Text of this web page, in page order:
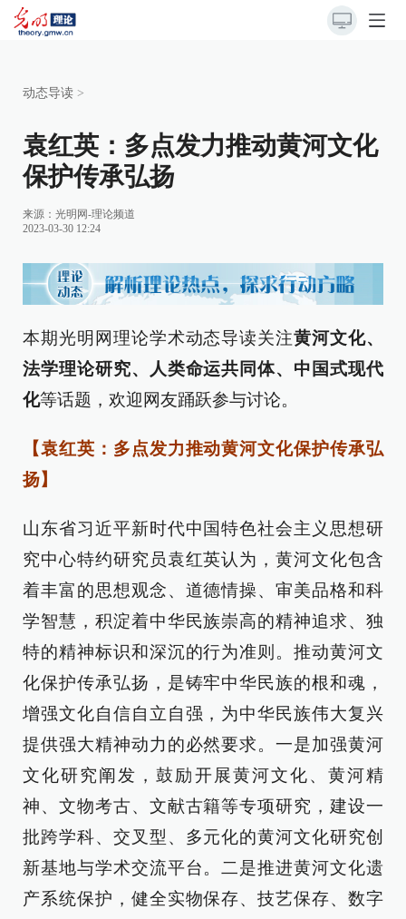
动态导读 >
袁红英：多点发力推动黄河文化
保护传承弘扬
来源： 光明网-理论频道
2023-03-30 12:24
本期光明网理论学术动态导读关注黄河文化、
法学理论研究、人类命运共同体、中国式现代
化等话题，欢迎网友踊跃参与讨论。
【袁红英：多点发力推动黄河文化保护传承弘
扬】
山东省习近平新时代中国特色社会主义思想研
究中心特约研究员袁红英认为，黄河文化包含
着丰富的思想观念、道德情操、审美品格和科
学智慧，积淀着中华民族崇高的精神追求、独
特的精神标识和深沉的行为准则。推动黄河文
化保护传承弘扬，是铸牢中华民族的根和魂，
增强文化自信自立自强，为中华民族伟大复兴
提供强大精神动力的必然要求。一是加强黄河
文化研究阐发，鼓励开展黄河文化、黄河精
神、文物考古、文献古籍等专项研究，建设一
批跨学科、交叉型、多元化的黄河文化研究创
新基地与学术交流平台。二是推进黄河文化遗
产系统保护，健全实物保存、技艺保存、数字